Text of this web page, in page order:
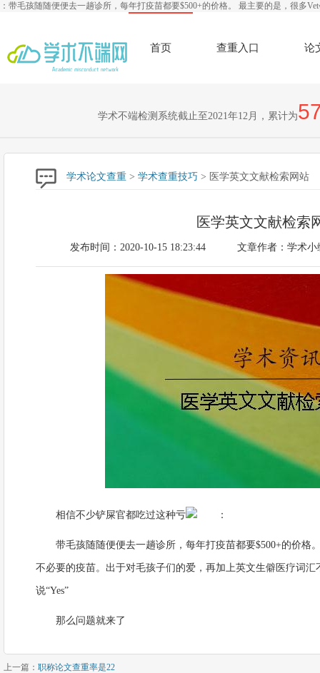
：带毛孩随随便便去一趟诊所，每年打疫苗都要$500+的价格。 最主要的是，很多
首页 查重入口 论
学术不端检测系统截止至2021年12月，累计为
学术论文查重 > 学术查重技巧 > 医学英文文献检索网站
医学英文文献检索
发布时间：2020-10-15 18:23:44 文章作者：学术小
相信不少铲屎官都吃过这种亏 ：
带毛孩随随便便去一趟诊所，每年打疫苗都要$500+的价格
不必要的疫苗。出于对毛孩子们的爱，再加上英文生僻医疗词
说“Yes”
那么问题就来了
上一篇： 职称论文查重率是22